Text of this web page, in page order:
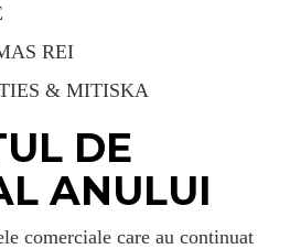
REI
& MITISKA
DE
ANULUI
comerciale care au continuat